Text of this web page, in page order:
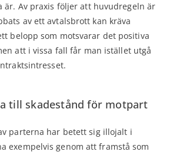
är. Av praxis följer att huvudregeln är
av ett avtalsbrott kan kräva
belopp som motsvarar det positiva
att i vissa fall får man istället utgå
till skadestånd för motpart
parterna har betett sig illojalt i
exempelvis genom att framstå som